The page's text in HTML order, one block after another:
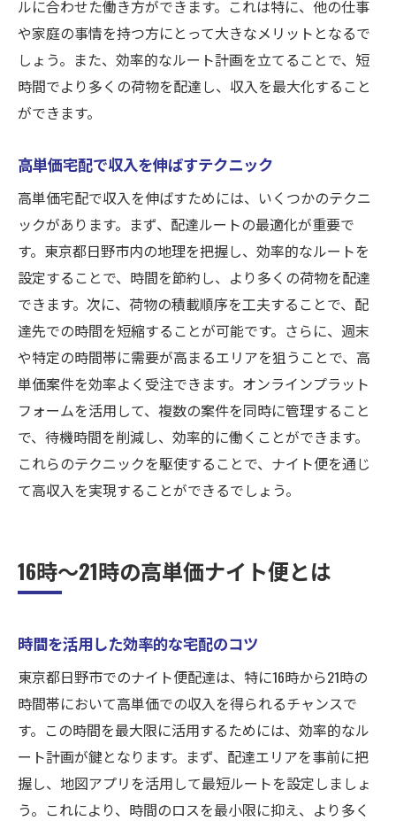
ルに合わせた働き方ができます。これは特に、他の仕事
や家庭の事情を持つ方にとって大きなメリットとなるで
しょう。また、効率的なルート計画を立てることで、短
時間でより多くの荷物を配達し、収入を最大化すること
ができます。
高単価宅配で収入を伸ばすテクニック
高単価宅配で収入を伸ばすためには、いくつかのテクニ
ックがあります。まず、配達ルートの最適化が重要で
す。東京都日野市内の地理を把握し、効率的なルートを
設定することで、時間を節約し、より多くの荷物を配達
できます。次に、荷物の積載順序を工夫することで、配
達先での時間を短縮することが可能です。さらに、週末
や特定の時間帯に需要が高まるエリアを狙うことで、高
単価案件を効率よく受注できます。オンラインプラット
フォームを活用して、複数の案件を同時に管理すること
で、待機時間を削減し、効率的に働くことができます。
これらのテクニックを駆使することで、ナイト便を通じ
て高収入を実現することができるでしょう。
16時〜21時の高単価ナイト便とは
時間を活用した効率的な宅配のコツ
東京都日野市でのナイト便配達は、特に16時から21時の
時間帯において高単価での収入を得られるチャンスで
す。この時間を最大限に活用するためには、効率的なル
ート計画が鍵となります。まず、配達エリアを事前に把
握し、地図アプリを活用して最短ルートを設定しましょ
う。これにより、時間のロスを最小限に抑え、より多く